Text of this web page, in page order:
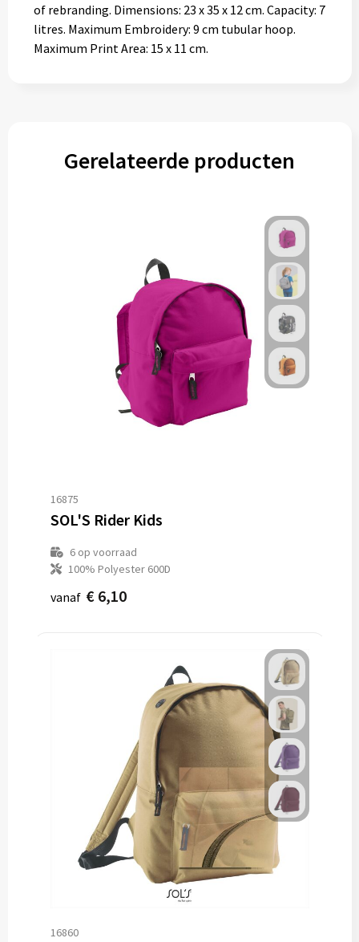
of rebranding. Dimensions: 23 x 35 x 12 cm. Capacity: 7
litres. Maximum Embroidery: 9 cm tubular hoop.
Maximum Print Area: 15 x 11 cm.
Gerelateerde producten
16875
SOL'S Rider Kids
6op voorraad
100% Polyester 600D
vanaf € 6,10
16860